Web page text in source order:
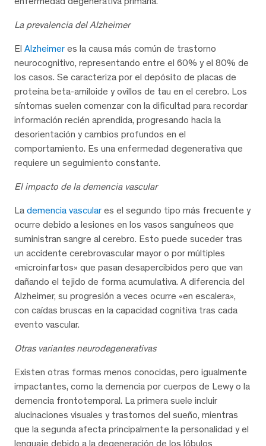
La prevalencia del Alzheimer
El Alzheimer es la causa más común de trastorno
neurocognitivo, representando entre el 60% y el 80% de
los casos. Se caracteriza por el depósito de placas de
proteína beta-amiloide y ovillos de tau en el cerebro. Los
síntomas suelen comenzar con la dificultad para recordar
información recién aprendida, progresando hacia la
desorientación y cambios profundos en el
comportamiento. Es una enfermedad degenerativa que
requiere un seguimiento constante.
El impacto de la demencia vascular
La demencia vascular es el segundo tipo más frecuente y
ocurre debido a lesiones en los vasos sanguíneos que
suministran sangre al cerebro. Esto puede suceder tras
un accidente cerebrovascular mayor o por múltiples
«microinfartos» que pasan desapercibidos pero que van
dañando el tejido de forma acumulativa. A diferencia del
Alzheimer, su progresión a veces ocurre «en escalera»,
con caídas bruscas en la capacidad cognitiva tras cada
evento vascular.
Otras variantes neurodegenerativas
Existen otras formas menos conocidas, pero igualmente
impactantes, como la demencia por cuerpos de Lewy o la
demencia frontotemporal. La primera suele incluir
alucinaciones visuales y trastornos del sueño, mientras
que la segunda afecta principalmente la personalidad y el
lenguaje debido a la degeneración de los lóbulos